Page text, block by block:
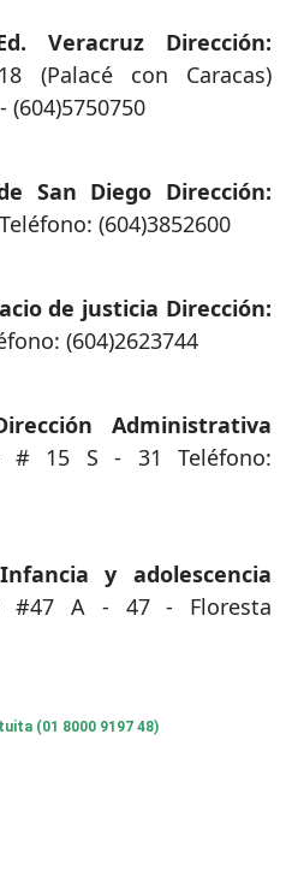
Veracruz Dirección:
(Palacé con Caracas)
(604)5750750
San Diego Dirección:
(604)3852600
de justicia Dirección:
(604)2623744
Administrativa
# 15 S - 31 Teléfono:
y adolescencia
#47 A - 47 - Floresta
(01 8000 9197 48)